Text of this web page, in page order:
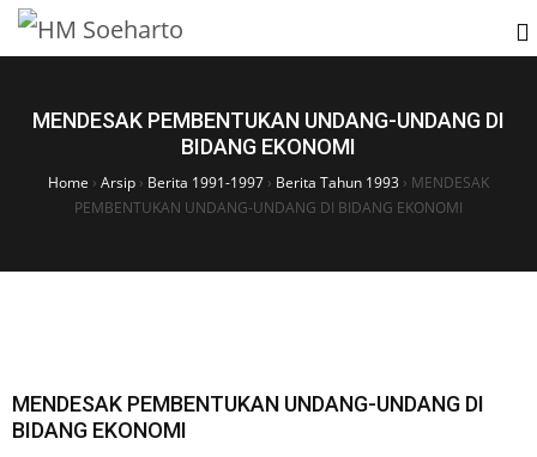
MENDESAK PEMBENTUKAN UNDANG-UNDANG DI
BIDANG EKONOMI
Home › Arsip › Berita 1991-1997 › Berita Tahun 1993 › MENDESAK
PEMBENTUKAN UNDANG-UNDANG DI BIDANG EKONOMI
MENDESAK PEMBENTUKAN UNDANG-UNDANG DI
BIDANG EKONOMI